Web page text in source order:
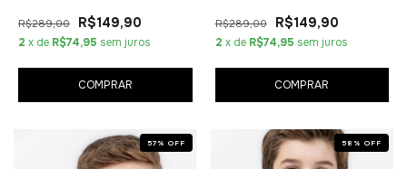
R$289,00 R$149,90
2 x de R$74,95 sem juros
COMPRAR
R$289,00 R$149,90
2 x de R$74,95 sem juros
COMPRAR
57 % OFF 58 % OFF